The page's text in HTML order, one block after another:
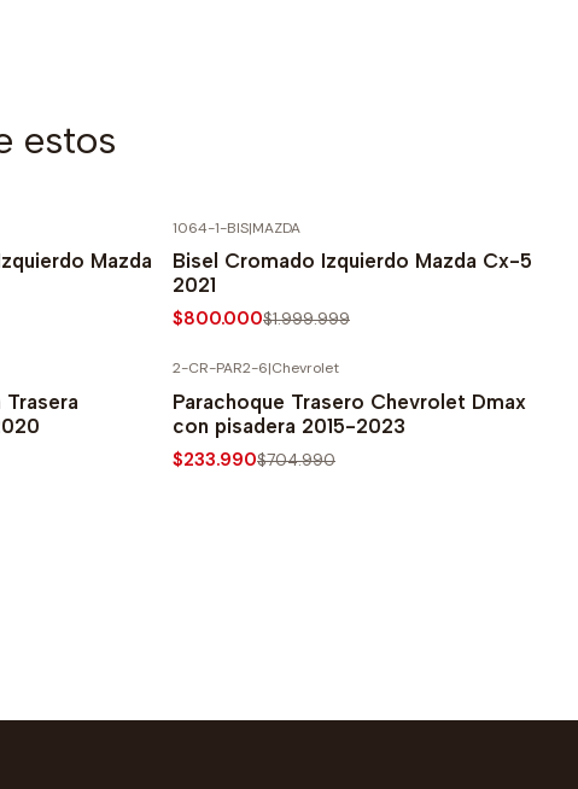
estos
Mazda
1064-1-BIS|MAZDA
Bisel Cromado Izquierdo Mazda Cx-5
2021
$800.000$1.999.999
Trasera
2-CR-PAR2-6|Chevrolet
Parachoque Trasero Chevrolet Dmax
con pisadera 2015-2023
$233.990$704.990